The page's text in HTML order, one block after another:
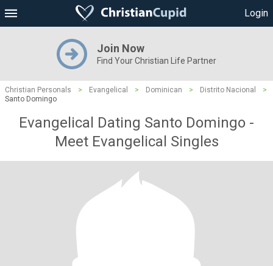
Login
Join Now
Find Your Christian Life Partner
Christian Personals > Evangelical > Dominican > Distrito Nacional
>
Santo Domingo
Evangelical Dating Santo Domingo -
Meet Evangelical Singles